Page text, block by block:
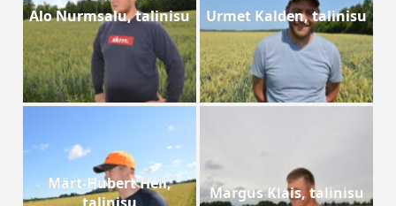
Alo Nurmsalu, talinisu Urmet Kalden, talinisu
Märt-Hubert Heil,
Margus Klais, talinisu